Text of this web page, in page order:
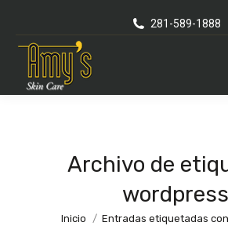
281-589-1888
Archivo de
wordpress
Se encuentra usted aquí:
Inicio Entradas etiquetadas